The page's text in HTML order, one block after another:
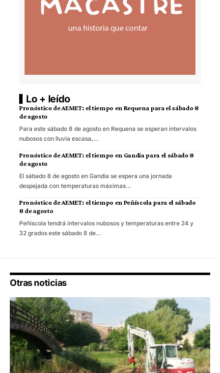
Lo + leído
Pronóstico de AEMET: el tiempo en Requena para el sábado 8
de agosto
Para este sábado 8 de agosto en Requena se esperan intervalos
nubosos con lluvia escasa,…
Pronóstico de AEMET: el tiempo en Gandia para el sábado 8
de agosto
El sábado 8 de agosto en Gandia se espera una jornada
despejada con temperaturas máximas…
Pronóstico de AEMET: el tiempo en Peñíscola para el sábado
8 de agosto
Peñíscola tendrá intervalos nubosos y temperaturas entre 24 y
32 grados este sábado 8 de…
Otras noticias